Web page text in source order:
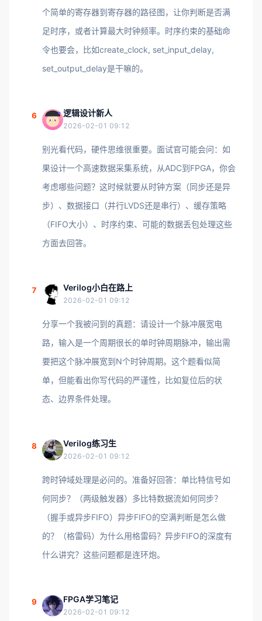
个简单的寄存器到寄存器的路径图，让你判断是否满
足时序，或者计算最大时钟频率。时序约束的基础命
令也要会，比如create_clock, set_input_delay,
set_output_delay是干嘛的。
6 逻辑设计新人
2026-02-01 09:12
别光看代码，硬件思维很重要。面试官可能会问：如
果设计一个高速数据采集系统，从ADC到FPGA，你会
考虑哪些问题？这时候就要从时钟方案（同步还是异
步）、数据接口（并行LVDS还是串行）、缓存策略
（FIFO大小）、时序约束、可能的数据丢包处理这些
方面去回答。
7 Verilog小白在路上
2026-02-01 09:12
分享一个我被问到的真题：请设计一个脉冲展宽电
路，输入是一个周期很长的单时钟周期脉冲，输出需
要把这个脉冲展宽到N个时钟周期。这个题看似简
单，但能看出你写代码的严谨性，比如复位后的状
态、边界条件处理。
8 Verilog练习生
2026-02-01 09:12
跨时钟域处理是必问的。准备好回答：单比特信号如
何同步？（两级触发器）多比特数据流如何同步？
（握手或异步FIFO）异步FIFO的空满判断是怎么做
的？（格雷码）为什么用格雷码？异步FIFO的深度有
什么讲究？这些问题都是连环炮。
9 FPGA学习笔记
2026-02-01 09:12